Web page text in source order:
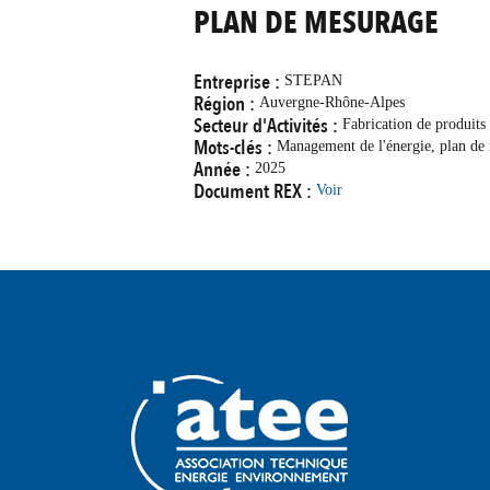
PLAN DE MESURAGE
Entreprise : STEPAN
Région : Auvergne-Rhône-Alpes
Secteur d'Activités : Fabrication de
Mots-clés : Management de l'énergie, plan de
Année : 2025
Document REX : Voir